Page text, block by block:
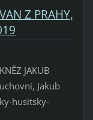
Z PRAHY,
JAKUB
Jakub
husitsky-